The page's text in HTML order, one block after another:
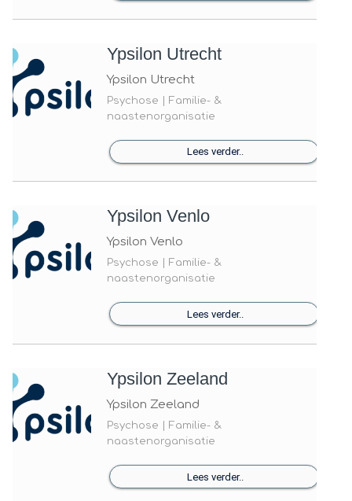
Ypsilon Utrecht
Ypsilon Utrecht
Psychose | Familie- &
naastenorganisatie
Lees verder..
Ypsilon Venlo
Ypsilon Venlo
Psychose | Familie- &
naastenorganisatie
Lees verder..
Ypsilon Zeeland
Ypsilon Zeeland
Psychose | Familie- &
naastenorganisatie
Lees verder..